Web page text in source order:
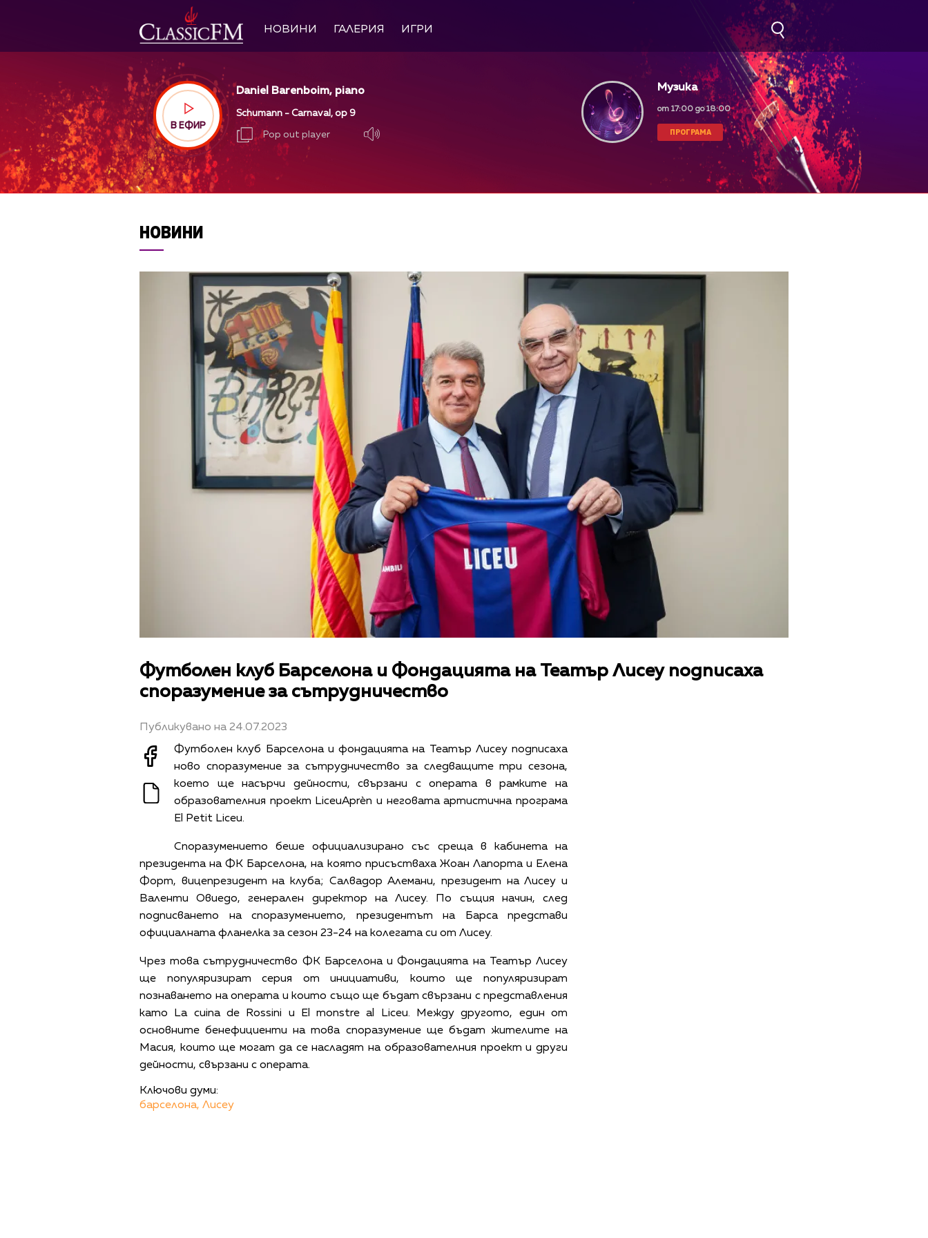
НОВИНИ ГАЛЕРИЯ ИГРИ
В ЕФИР
Daniel Barenboim, piano
Schumann - Carnaval, op 9
Pop out player
Музика
от 17:00 до 18:00
ПРОГРАМА
НОВИНИ
Футболен клуб Барселона и Фондацията на Театър Лисеу подписаха
споразумение за сътрудничество
Публикувано на 24.07.2023
Футболен клуб Барселона и фондацията на Театър Лисеу подписаха
ново споразумение за сътрудничество за следващите три сезона,
което ще насърчи дейности, свързани с операта в рамките на
образователния проект LiceuAprèn и неговата артистична програма
El Petit Liceu.
Споразумението беше официализирано със среща в кабинета на
президента на ФК Барселона, на която присъстваха Жоан Лапорта и Елена
Форт, вицепрезидент на клуба; Салвадор Алемани, президент на Лисеу и
Валенти Овиедо, генерален директор на Лисеу. По същия начин, след
подписването на споразумението, президентът на Барса представи
официалната фланелка за сезон 23-24 на колегата си от Лисеу.
Чрез това сътрудничество ФК Барселона и Фондацията на Театър Лисеу
ще популяризират серия от инициативи, които ще популяризират
познаването на операта и които също ще бъдат свързани с представления
като La cuina de Rossini и El monstre al Liceu. Между другото, един от
основните бенефициенти на това споразумение ще бъдат жителите на
Масия, които ще могат да се насладят на образователния проект и други
дейности, свързани с операта.
Ключови думи:
барселона, Лисеу